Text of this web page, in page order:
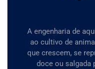
A engenharia de
ao cultivo de
que crescem, se
doce ou salgada